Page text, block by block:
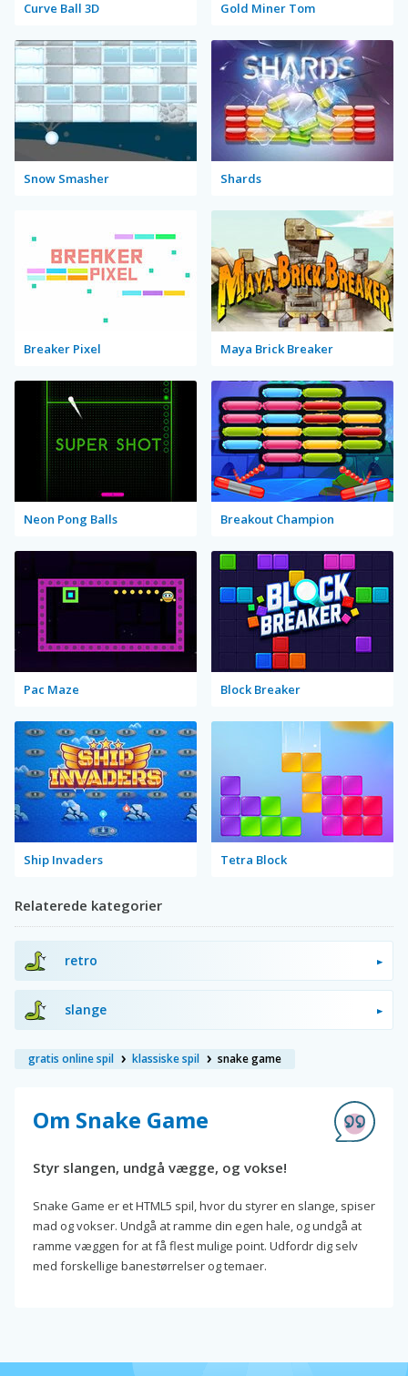
Curve Ball 3D Gold Miner Tom
Snow Smasher Shards
Breaker Pixel Maya Brick Breaker
Neon Pong Balls Breakout Champion
Pac Maze Block Breaker
Ship Invaders Tetra Block
Relaterede kategorier
retro
slange
gratis online spil klassiske spil snake game
Om Snake Game
Styr slangen, undgå vægge, og vokse!
Snake Game er et HTML5 spil, hvor du styrer en slange, spiser
mad og vokser. Undgå at ramme din egen hale, og undgå at
ramme væggen for at få flest mulige point. Udfordr dig selv
med forskellige banestørrelser og temaer.